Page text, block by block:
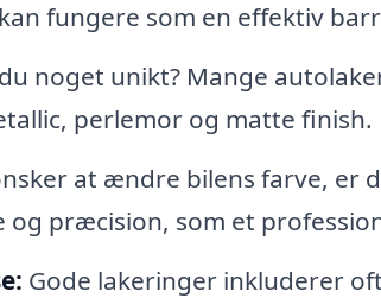
fungere som en effektiv
noget unikt? Mange
perlemor og matte finish.
at ændre bilens farve, er
og præcision, som et
Gode lakeringer inkluderer